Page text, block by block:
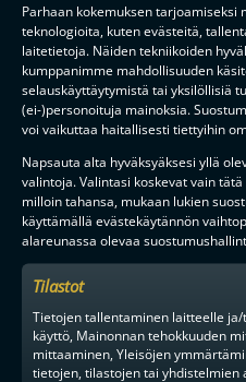
Parhaan kokemuksen
teknologioita, kuten evästeitä,
laitetietoja. Näiden tekniikoiden
kumppanimme mahdollisuuden
selauskäyttäytymistä tai yksilöllisiä
(ei-)personoituja mainoksia.
voi vaikuttaa haitallisesti tiettyihin
Napsauta alta hyväksyäksesi yllä
valintoja. Valintasi koskevat vain
milloin tahansa, mukaan lukien
käyttämällä evästekäytännön
alareunassa olevaa
Tilastot
Tietojen tallentaminen laitteelle
käyttö, Mainonnan tehokkuuden
mittaaminen, Yleisöjen
tietojen, tilastojen tai yhdistelmien